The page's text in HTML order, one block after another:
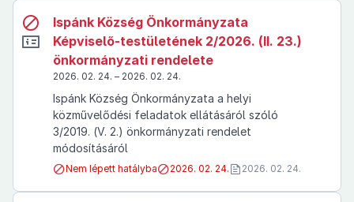
Ispánk Község Önkormányzata
Képviselő-testületének 2/2026. (II. 23.)
önkormányzati rendelete
2026. 02. 24. – 2026. 02. 24.
Ispánk Község Önkormányzata a helyi
közművelődési feladatok ellátásáról szóló
3/2019. (V. 2.) önkormányzati rendelet
módosításáról
Nem lépett hatályba 2026. 02. 24. 2026. 02. 24.